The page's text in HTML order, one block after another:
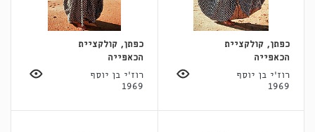
כפתן, קולקציית
הכאפייה
רוז'י בן יוסף
1969
כפתן, קולקציית
הכאפייה
רוז'י בן יוסף
1969